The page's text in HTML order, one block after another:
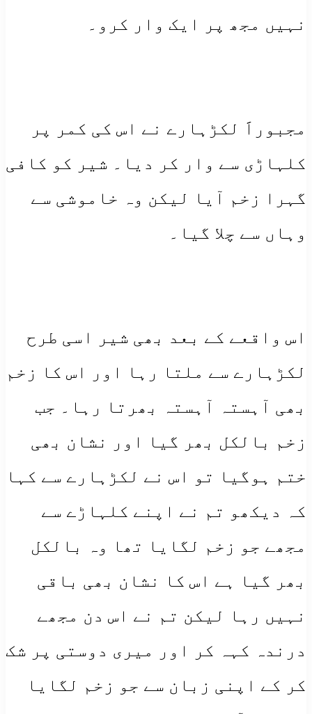
نہیں مجھ پر ایک وار کرو۔
مجبوراََ لکڑہارے نے اس کی کمر پر
کلہاڑی سے وار کر دیا۔ شیر کو کافی
گہرا زخم آیا لیکن وہ خاموشی سے
وہاں سے چلا گیا۔
اس واقعے کے بعد بھی شیر اسی طرح
لکڑہارے سے ملتا رہا اور اس کا زخم
بھی آہستہ آہستہ بھرتا رہا۔ جب
زخم بالکل بھر گیا اور نشان بھی
ختم ہوگیا تو اس نے لکڑہارے سے کہا
کہ دیکھو تم نے اپنے کلہاڑے سے
مجھے جو زخم لگایا تھا وہ بالکل
بھر گیا ہے اس کا نشان بھی باقی
نہیں رہا لیکن تم نے اس دن مجھے
درندہ کہہ کر اور میری دوستی پر شک
کر کے اپنی زبان سے جو زخم لگایا